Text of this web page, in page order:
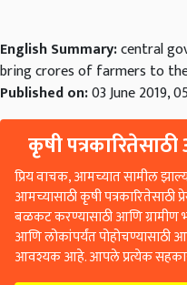
English Summary:central
bring crores of farmers to
Published on:03 June 2019,
कृषी
प्रिय वाचक, आमच्यात सामील
आमच्यासाठी कृषी पत्रकारितेसाठी
बळकट करण्यासाठी आणि
आणि लोकांपर्यंत पोहोचण्यासाठी
आवश्यक आहे. आपले प्रत्येक